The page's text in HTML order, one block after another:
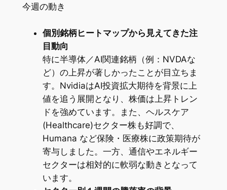
今週の動き
個別銘柄ヒートマップから見えてきた注
目動向
特に半導体／AI関連銘柄（例：NVDAな
ど）の上昇が著しかったことが目立ちま
す。NvidiaはAI投資拡大期待を背景に上
値を追う展開となり、株価は上昇トレン
ドを強めています。また、ヘルスケア
(Healthcare)セクター株も好調で、
Humana など保険・医療株に政策期待が
寄与しました。一方、通信やエネルギー
セクターは相対的に軟弱な動きとなって
います。